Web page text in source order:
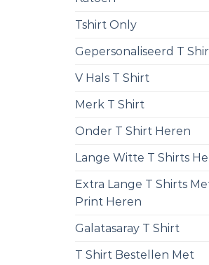
Tshirt Only
Gepersonaliseerd T
V Hals T Shirt
Merk T Shirt
Onder T Shirt Heren
Lange Witte T Shirts
Extra Lange T Shirts
Print Heren
Galatasaray T Shirt
T Shirt Bestellen Met